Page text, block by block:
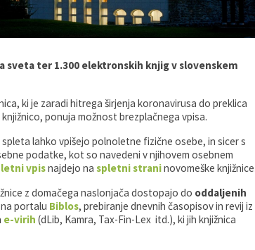
sveta ter 1.300 elektronskih knjig v slovenskem
ki je zaradi hitrega širjenja koronavirusa do preklica
ponuja možnost brezplačnega vpisa.
lahko vpišejo polnoletne fizične osebe, in sicer s
podatke, kot so navedeni v njihovem osebnem
vpisnajdejo na spletni straninovomeške knjižnice.
z domačega naslonjača dostopajo do oddaljenih
portalu Biblos, prebiranje dnevnih časopisov in revij iz
e-virih (dLib, Kamra, Tax-Fin-Lex itd.), ki jih knjižnica